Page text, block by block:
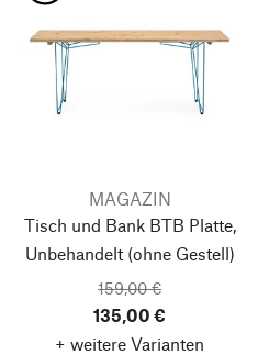
MAGAZIN
Tisch und Bank BTB Platte,
Unbehandelt(ohne Gestell)
159,00 €
135,00 €
+ weitere Varianten